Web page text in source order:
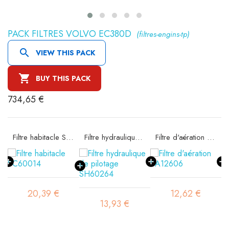
PACK FILTRES VOLVO EC380D (filtres-engins-tp)
 VIEW THIS PACK
 BUY THIS PACK
734,65 €
Filtre habitacle SC60014
20,39 €
Filtre hydraulique de pilotage SH60264
13,93 €
Filtre d'aération SA12606
12,62 €